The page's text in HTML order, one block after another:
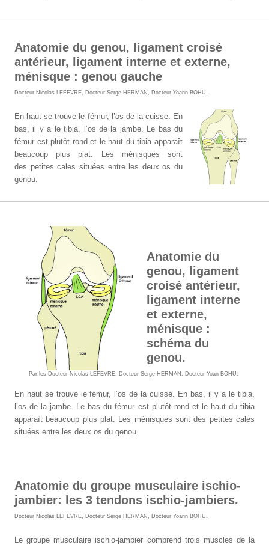
Anatomie du genou, ligament croisé
antérieur, ligament interne et externe,
ménisque : genou gauche
Docteur Nicolas LEFEVRE, Docteur Serge HERMAN , Docteur Yoann BOHU.
En haut se trouve le fémur, l’os de la cuisse. En
bas, il y a le tibia, l’os de la jambe. Le bas du
fémur est plutôt rond et le haut du tibia apparaît
beaucoup plus plat. Les ménisques sont
des petites cales situées entre les deux os du
genou.
Anatomie du
genou, ligament
croisé antérieur,
ligament interne
et externe,
ménisque :
schéma du
genou.
Par les Docteur Nicolas LEFEVRE Docteur Serge HERMAN Docteur Yoan BOHU
En haut se trouve le fémur, l’os de la cuisse. En bas, il y a le tibia,
l’os de la jambe. Le bas du fémur est plutôt rond et le haut du tibia
apparaît beaucoup plus plat. Les ménisques sont des petites cales
situées entre les deux os du genou.
Anatomie du groupe musculaire ischio-
jambier: les 3 tendons ischio-jambiers.
Docteur Nicolas LEFEVRE Docteur Serge HERMAN Docteur Yoann BOHU
Le groupe musculaire ischio-jambier comprend trois muscles de la